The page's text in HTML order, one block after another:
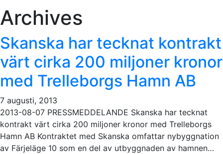
Archives
Skanska har tecknat kontrakt
värt cirka 200 miljoner kronor
med Trelleborgs Hamn AB
7 augusti, 2013
2013-08-07 PRESSMEDDELANDE Skanska har tecknat
kontrakt värt cirka 200 miljoner kronor med Trelleborgs
Hamn AB Kontraktet med Skanska omfattar nybyggnation
av Färjeläge 10 som en del av utbyggnaden av hamnen…